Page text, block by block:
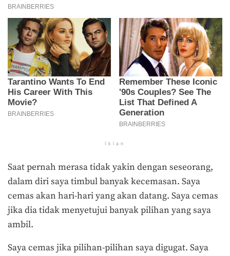
Iklan
Saat pernah merasa tidak yakin dengan seseorang,
dalam diri saya timbul banyak kecemasan. Saya
cemas akan hari-hari yang akan datang. Saya cemas
jika dia tidak menyetujui banyak pilihan yang saya
ambil.
Saya cemas jika pilihan-pilihan saya digugat. Saya